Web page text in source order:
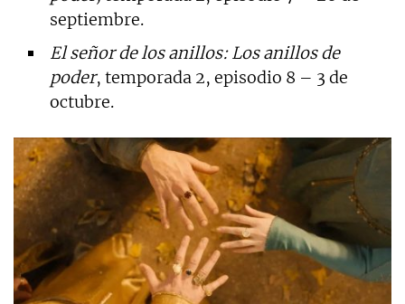
septiembre.
El señor de los anillos: Los anillos de
poder, temporada 2, episodio 8 – 3 de
octubre.